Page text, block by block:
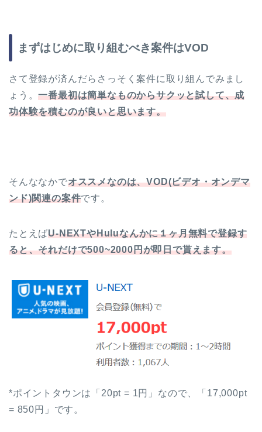
まずはじめに取り組むべき案件はVOD
さて登録が済んだらさっそく案件に取り組んでみまし
ょう。一番最初は簡単なものからサクッと試して、成
功体験を積むのが良いと思います。
そんななかでオススメなのは、VOD(ビデオ・オンデマ
ンド)関連の案件です。
たとえばU-NEXTやHuluなんかに１ヶ月無料で登録す
ると、それだけで500~2000円が即日で貰えます。
*ポイントタウンは「20pt = 1円」なので、「17,000pt
= 850円」です。